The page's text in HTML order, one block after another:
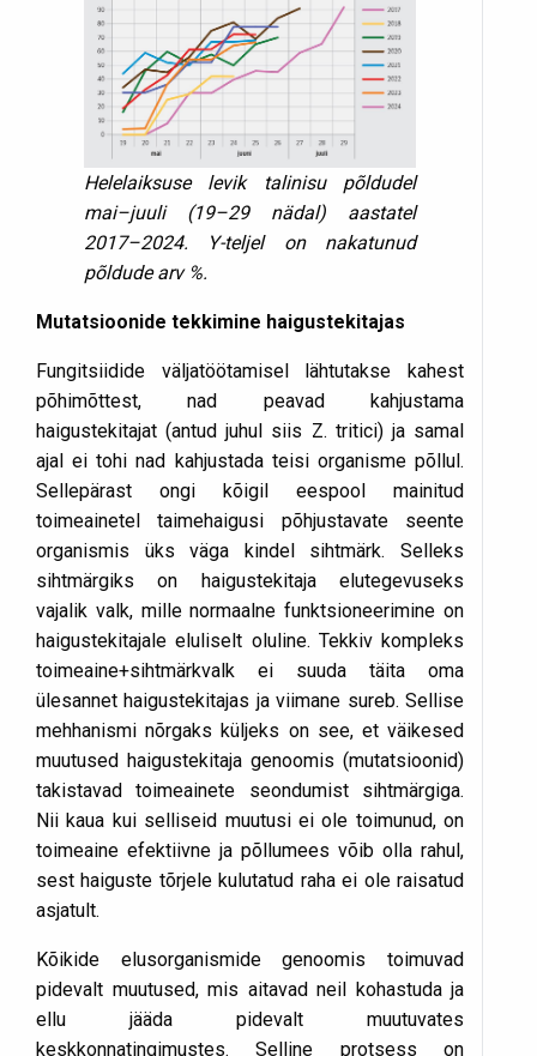
Helelaiksuse levik talinisu põldudel
mai–juuli (19–29 nädal) aastatel
2017–2024. Y-teljel on nakatunud
põldude arv %.
Mutatsioonide tekkimine haigustekitajas
Fungitsiidide väljatöötamisel lähtutakse kahest
põhimõttest, nad peavad kahjustama
haigustekitajat (antud juhul siis Z. tritici) ja samal
ajal ei tohi nad kahjustada teisi organisme põllul.
Sellepärast ongi kõigil eespool mainitud
toimeainetel taimehaigusi põhjustavate seente
organismis üks väga kindel sihtmärk. Selleks
sihtmärgiks on haigustekitaja elutegevuseks
vajalik valk, mille normaalne funktsioneerimine on
haigustekitajale eluliselt oluline. Tekkiv kompleks
toimeaine+sihtmärkvalk ei suuda täita oma
ülesannet haigustekitajas ja viimane sureb. Sellise
mehhanismi nõrgaks küljeks on see, et väikesed
muutused haigustekitaja genoomis (mutatsioonid)
takistavad toimeainete seondumist sihtmärgiga.
Nii kaua kui selliseid muutusi ei ole toimunud, on
toimeaine efektiivne ja põllumees võib olla rahul,
sest haiguste tõrjele kulutatud raha ei ole raisatud
asjatult.
Kõikide elusorganismide genoomis toimuvad
pidevalt muutused, mis aitavad neil kohastuda ja
ellu jääda pidevalt muutuvates
keskkonnatingimustes. Selline protsess on